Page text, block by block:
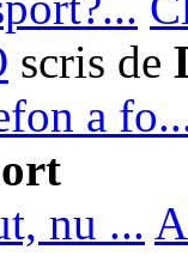
scris de
a
nu ...